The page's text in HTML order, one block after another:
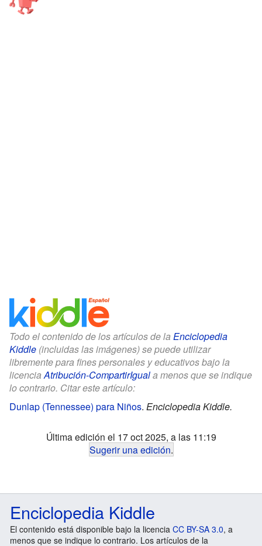
Todo el contenido de los artículos de la Enciclopedia
Kiddle (incluidas las imágenes) se puede utilizar
libremente para fines personales y educativos bajo la
licenciaAtribución-CompartirIguala menos que se indique
lo contrario. Citar este artículo:
Dunlap (Tennessee) para Niños. Enciclopedia Kiddle.
Última edición el 17 oct 2025, a las 11:19
Sugerir una edición.
Enciclopedia Kiddle
El contenido está disponible bajo la licencia CC BY-SA 3.0, a
menos que se indique lo contrario. Los artículos de la